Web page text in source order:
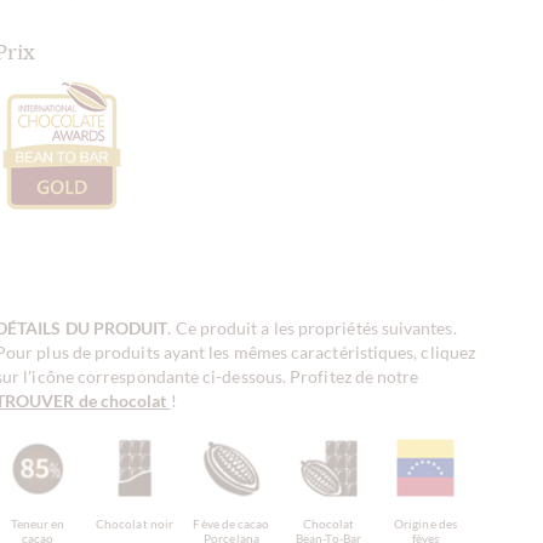
DU PRODUIT. Ce produit a les propriétés suivantes.
plus de produits ayant les mêmes caractéristiques, cliquez
l'icône correspondante ci-dessous. Profitez de notre
de chocolat !
Teneur en
cacao
Chocolat noir
Fève de cacao
Porcelana
Chocolat
Bean-To-Bar
Origine des
fèves